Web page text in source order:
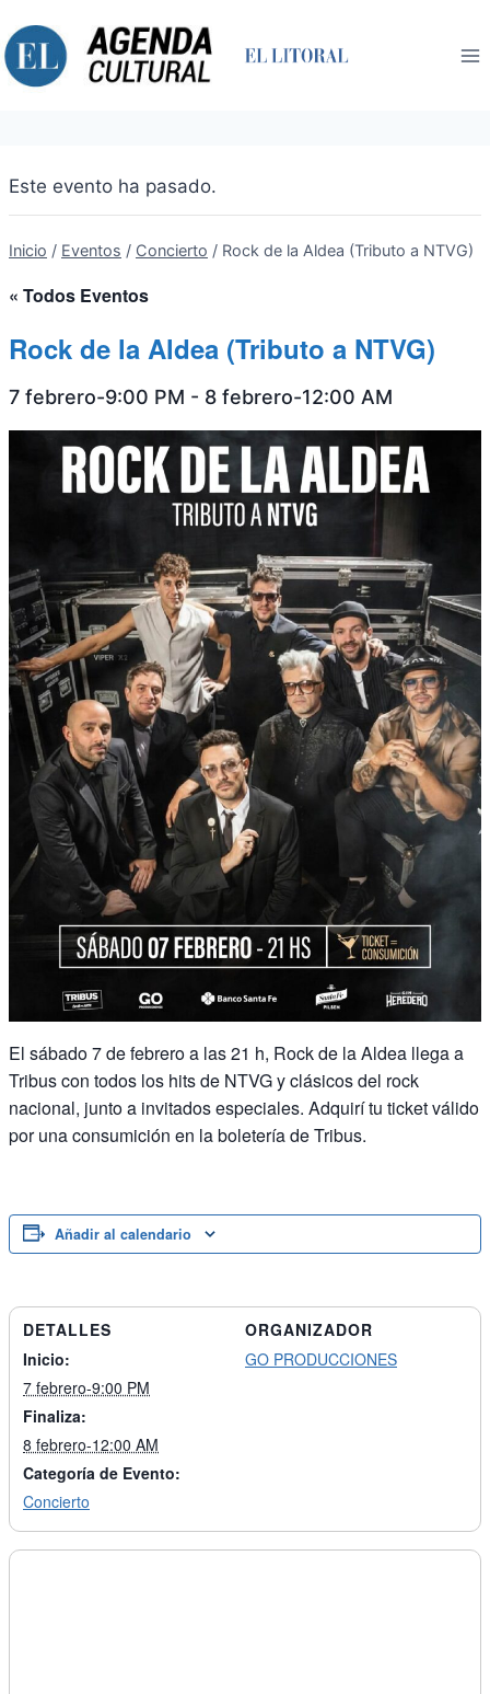
al
contenido
Este evento ha pasado.
Inicio / Eventos / Concierto / Rock de la Aldea (Tributo a NTVG)
« Todos Eventos
Rock de la Aldea (Tributo a NTVG)
7 febrero-9:00 PM - 8 febrero-12:00 AM
El sábado 7 de febrero a las 21 h, Rock de la Aldea llega a
Tribus con todos los hits de NTVG y clásicos del rock
nacional, junto a invitados especiales. Adquirí tu ticket válido
por una consumición en la boletería de Tribus.
Añadir al calendario
DETALLES
Inicio:
7 febrero-9:00 PM
Finaliza:
8 febrero-12:00 AM
Categoría de Evento:
Concierto
ORGANIZADOR
GO PRODUCCIONES